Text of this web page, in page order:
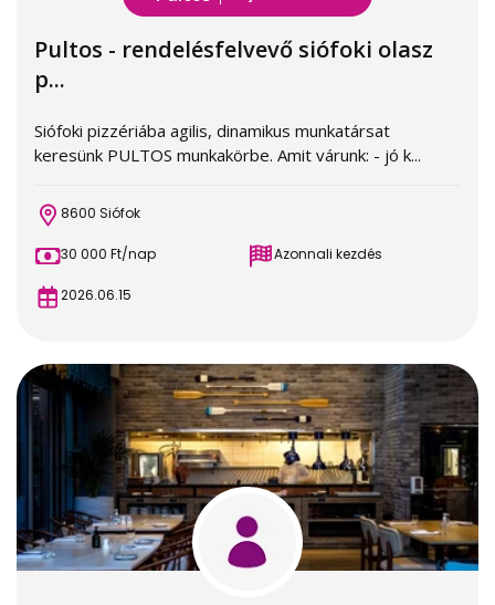
Pultos - rendelésfelvevő siófoki olasz
p...
Siófoki pizzériába agilis, dinamikus munkatársat
keresünk PULTOS munkakörbe. Amit várunk: - jó k...
8600 Siófok
30 000 Ft/nap Azonnali kezdés
2026.06.15